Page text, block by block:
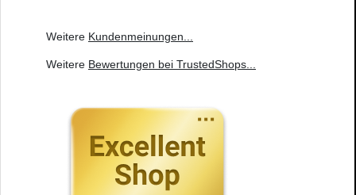
Weitere Kundenmeinungen
Weitere Bewertungen bei TrustedShops